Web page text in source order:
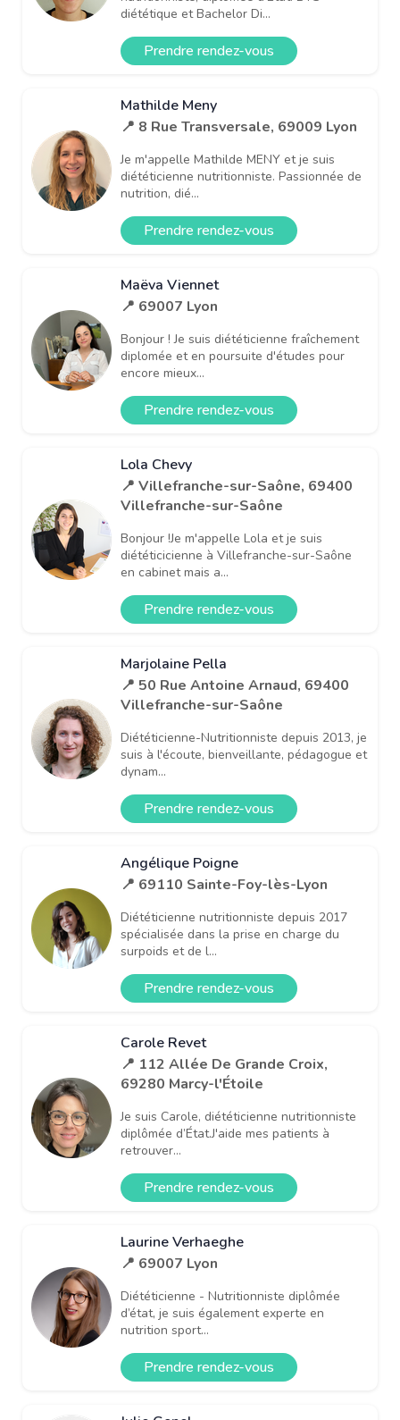
diététique et Bachelor Di...
Prendre rendez-vous
Mathilde Meny
📍 8 Rue Transversale, 69009 Lyon
Je m'appelle Mathilde MENY et je suis
diététicienne nutritionniste. Passionnée de
nutrition, dié...
Prendre rendez-vous
Maëva Viennet
📍 69007 Lyon
Bonjour ! Je suis diététicienne fraîchement
diplomée et en poursuite d'études pour
encore mieux...
Prendre rendez-vous
Lola Chevy
📍 Villefranche-sur-Saône, 69400
Villefranche-sur-Saône
Bonjour !Je m'appelle Lola et je suis
diététicicienne à Villefranche-sur-Saône
en cabinet mais a...
Prendre rendez-vous
Marjolaine Pella
📍 50 Rue Antoine Arnaud, 69400
Villefranche-sur-Saône
Diététicienne-Nutritionniste depuis 2013, je
suis à l'écoute, bienveillante, pédagogue et
dynam...
Prendre rendez-vous
Angélique Poigne
📍 69110 Sainte-Foy-lès-Lyon
Diététicienne nutritionniste depuis 2017
spécialisée dans la prise en charge du
surpoids et de l...
Prendre rendez-vous
Carole Revet
📍 112 Allée De Grande Croix,
69280 Marcy-l'Étoile
Je suis Carole, diététicienne nutritionniste
diplômée d’État.J'aide mes patients à
retrouver...
Prendre rendez-vous
Laurine Verhaeghe
📍 69007 Lyon
Diététicienne - Nutritionniste diplômée
d’état, je suis également experte en
nutrition sport...
Prendre rendez-vous